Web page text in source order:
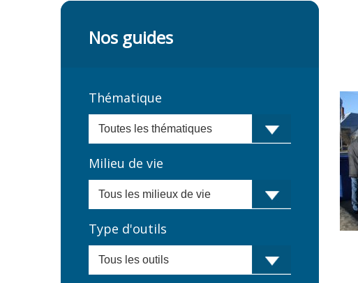
Nos guides
Thématique
Milieu de vie
Type d'outils